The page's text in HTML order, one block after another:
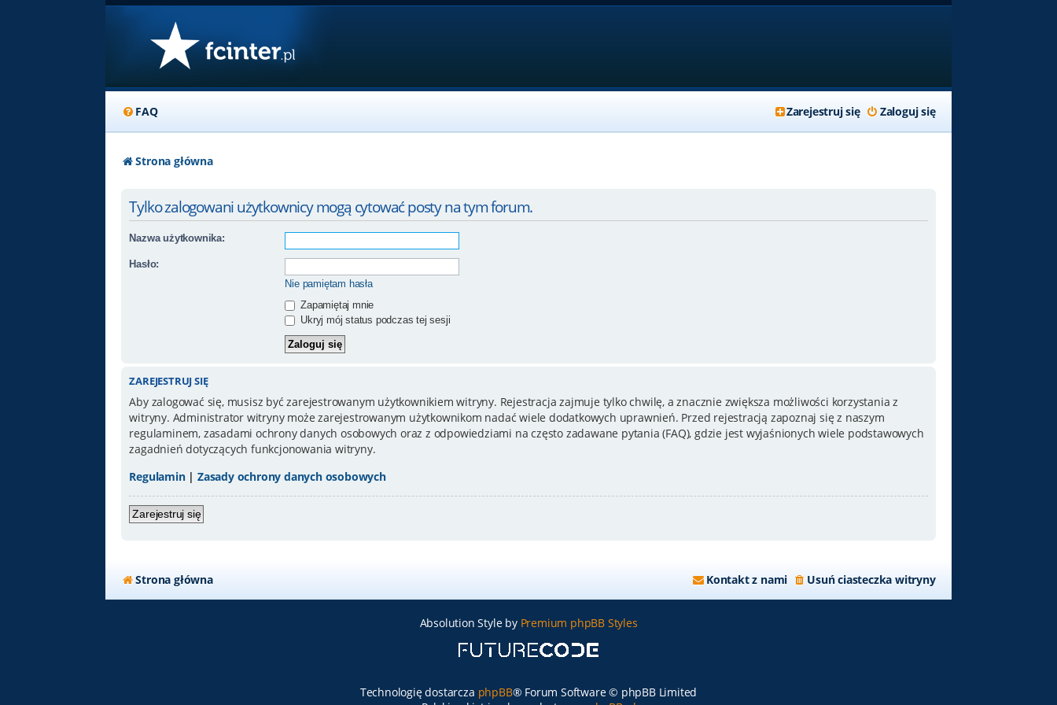
FAQ Zaloguj się
Zarejestruj się
Strona główna
Tylko zalogowani użytkownicy mogą cytować posty na tym forum.
Nazwa użytkownika:
Hasło:
Nie pamiętam hasła
Zapamiętaj mnie
Ukryj mój status podczas tej sesji
ZAREJESTRUJ SIĘ
Aby zalogować się, musisz być zarejestrowanym użytkownikiem witryny. Rejestracja zajmuje tylko chwilę, a znacznie zwiększa możliwości korzystania z
witryny. Administrator witryny może zarejestrowanym użytkownikom nadać wiele dodatkowych uprawnień. Przed rejestracją zapoznaj się z naszym
regulaminem, zasadami ochrony danych osobowych oraz z odpowiedziami na często zadawane pytania (FAQ), gdzie jest wyjaśnionych wiele podstawowych
zagadnień dotyczących funkcjonowania witryny.
Regulamin|Zasady ochrony danych osobowych
Zarejestruj się
Strona główna Usuń ciasteczka witryny
Kontakt z nami
Absolution Style by Premium phpBB Styles
Technologię dostarcza phpBB® Forum Software © phpBB Limited